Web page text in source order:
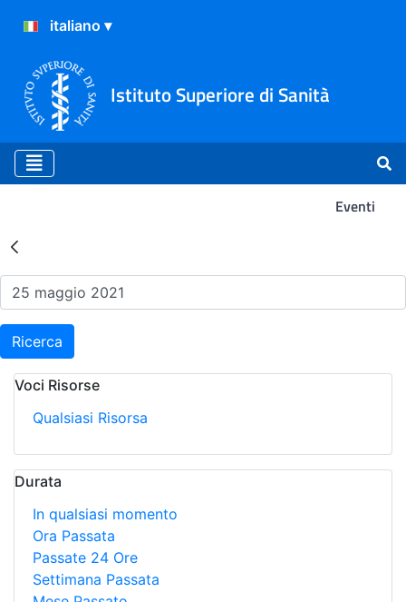
Istituto Superiore di Sanità
Eventi
Risultati della Ricerca -
Ricerca
Voci Risorse
Qualsiasi Risorsa
Durata
In qualsiasi momento
Ora Passata
Passate 24 Ore
Settimana Passata